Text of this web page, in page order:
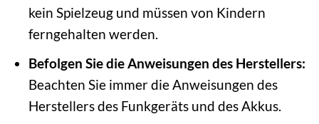
kein Spielzeug und müssen von Kindern
ferngehalten werden.
Befolgen Sie die Anweisungen des Herstellers:
Beachten Sie immer die Anweisungen des
Herstellers des Funkgeräts und des Akkus.